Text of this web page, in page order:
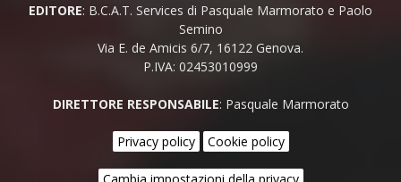
EDITORE: B.C.A.T. Services di Pasquale Marmorato e Paolo
Semino
Via E. de Amicis 6/7, 16122 Genova.
P.IVA: 02453010999
DIRETTORE RESPONSABILE: Pasquale Marmorato
Privacy policy Cookie policy
Cambia impostazioni della privacy